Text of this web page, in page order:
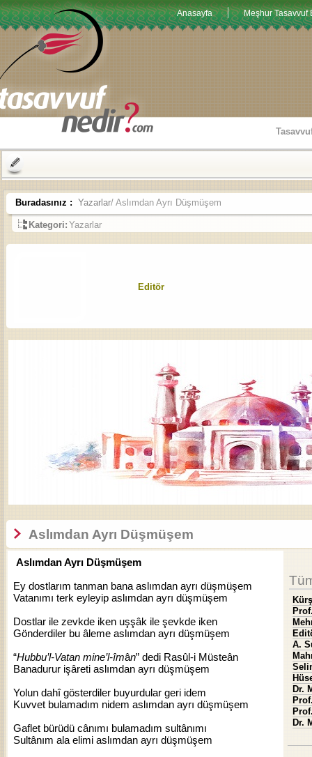
Anasayfa Meşhur Tasavvuf
Buradasınız : Yazarlar/ Aslımdan Ayrı Düşmüşem
Kategori: Yazarlar
Editör
Aslımdan Ayrı Düşmüşem
Aslımdan Ayrı Düşmüşem
Ey dostlarım tanman bana aslımdan ayrı düşmüşem
Vatanımı terk eyleyip aslımdan ayrı düşmüşem
Dostlar ile zevkde iken uşşâk ile şevkde iken
Gönderdiler bu âleme aslımdan ayrı düşmüşem
“Hubbu’l-Vatan mine’l-îmân” dedi Rasûl-i Müsteân
Banadurur işâreti aslımdan ayrı düşmüşem
Yolun dahî gösterdiler buyurdular geri idem
Kuvvet bulamadım nidem aslımdan ayrı düşmüşem
Gaflet bürüdü cânımı bulamadım sultânımı
Sultânım ala elimi aslımdan ayrı düşmüşem
A.
Dr.
Dr.